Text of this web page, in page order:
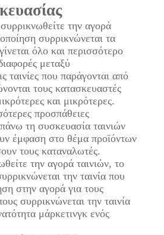
την αγορά
συρρικνώνεται τα
όλο και περισσότερο
μεταξύ
ταινίες που παράγονται από
τους κατασκευαστές
και μικρότερες.
προσπάθειες
τη συσκευασία ταινιών
έμφαση στο θέμα προϊόντων
τους καταναλωτές.
την αγορά ταινιών, το
την ταινία που
στην αγορά για τους
συρρικνώνεται την ταινία
μάρκετινγκ ενός